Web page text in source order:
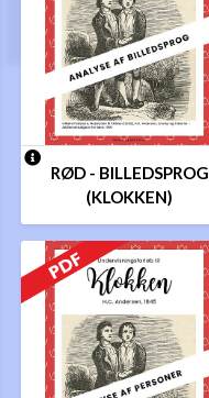
RØD - BILLEDSPROG
(KLOKKEN)